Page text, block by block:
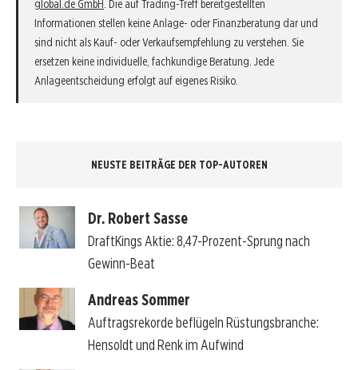
global.de GmbH. Die auf Trading-Treff bereitgestellten
Informationen stellen keine Anlage- oder Finanzberatung dar und
sind nicht als Kauf- oder Verkaufsempfehlung zu verstehen. Sie
ersetzen keine individuelle, fachkundige Beratung. Jede
Anlageentscheidung erfolgt auf eigenes Risiko.
NEUSTE BEITRÄGE DER TOP-AUTOREN
Dr. Robert Sasse
DraftKings Aktie: 8,47-Prozent-Sprung nach
Gewinn-Beat
Andreas Sommer
Auftragsrekorde beflügeln Rüstungsbranche:
Hensoldt und Renk im Aufwind